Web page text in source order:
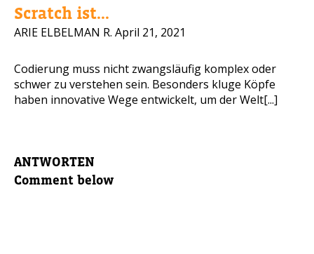
Scratch ist...
ARIE ELBELMAN R. April 21, 2021
Codierung muss nicht zwangsläufig komplex oder
schwer zu verstehen sein. Besonders kluge Köpfe
haben innovative Wege entwickelt, um der Welt[...]
ANTWORTEN
Comment below